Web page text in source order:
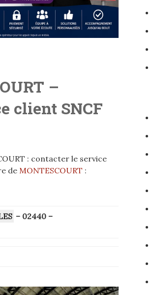
–
client SNCF
: contacter le service
de MONTESCOURT :
– 02440 –